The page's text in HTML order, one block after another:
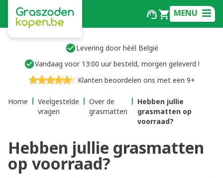
MENU
Levering door héél België
Vandaag voor 13:00 uur besteld, morgen geleverd !
Klanten beoordelen ons met een 9+
Home
Veelgestelde
vragen
Over de
grasmatten
Hebben jullie
grasmatten op
voorraad?
Hebben jullie grasmatten
op voorraad?